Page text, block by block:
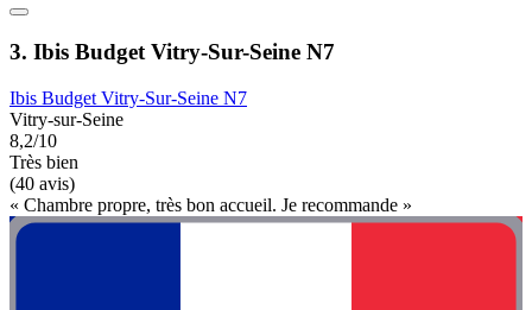
3. Ibis Budget Vitry-Sur-Seine N7
Ibis Budget Vitry-Sur-Seine N7
Vitry-sur-Seine
8,2/10
Très bien
(40 avis)
« Chambre propre, très bon accueil. Je recommande »